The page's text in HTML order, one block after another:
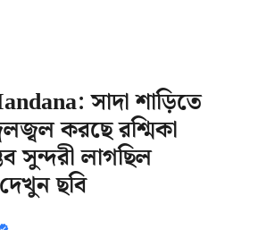
সাদা শাড়িতে
করছে রশ্মিকা
সুন্দরী লাগছিল
ছবি